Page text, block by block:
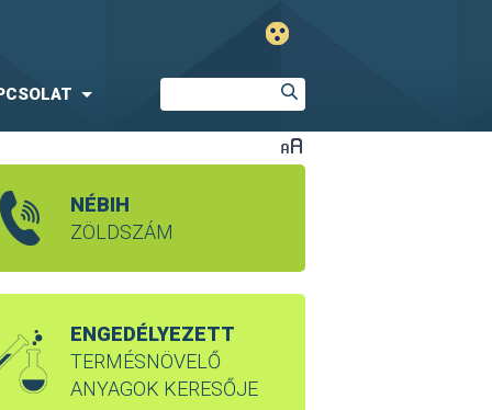
NÉBIH
ZÖLDSZÁM
ENGEDÉLYEZETT
TERMÉSNÖVELŐ
ANYAGOK KERESŐJE